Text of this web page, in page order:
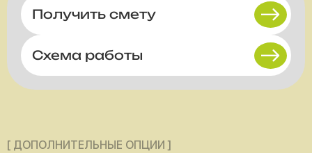
Получить смету
Схема работы
[ ДОПОЛНИТЕЛЬНЫЕ ОПЦИИ ]